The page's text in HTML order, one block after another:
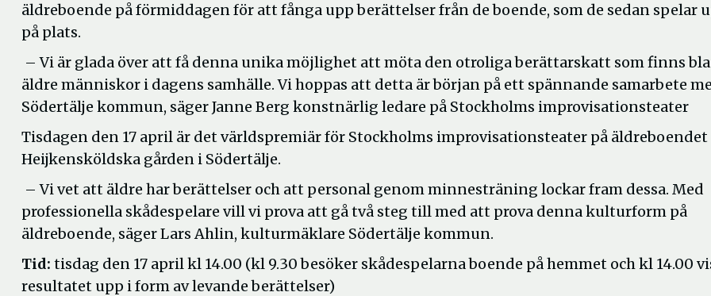
äldreboende på förmiddagen för att fånga upp berättelser från de boende, som de sedan spelar
på plats.
– Vi är glada över att få denna unika möjlighet att möta den otroliga berättarskatt som finns
äldre människor i dagens samhälle. Vi hoppas att detta är början på ett spännande samarbete
Södertälje kommun, säger Janne Berg konstnärlig ledare på Stockholms improvisationsteater
Tisdagen den 17 april är det världspremiär för Stockholms improvisationsteater på äldreboendet
Heijkensköldska gården i Södertälje.
– Vi vet att äldre har berättelser och att personal genom minnesträning lockar fram dessa. Med
professionella skådespelare vill vi prova att gå två steg till med att prova denna kulturform på
äldreboende, säger Lars Ahlin, kulturmäklare Södertälje kommun.
Tid: tisdag den 17 april kl 14.00 (kl 9.30 besöker skådespelarna boende på hemmet och kl 14.00
resultatet upp i form av levande berättelser)